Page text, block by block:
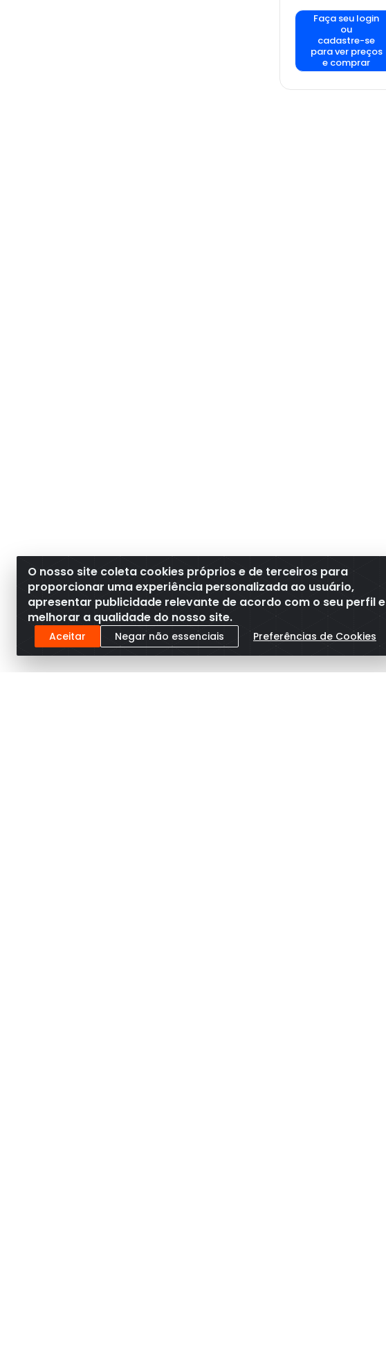
Faça seu login
ou
cadastre-se
para ver preços
e comprar
O nosso site coleta cookies próprios e de terceiros para
proporcionar uma experiência personalizada ao usuário,
apresentar publicidade relevante de acordo com o seu perfil e
melhorar a qualidade do nosso site.
Aceitar Negar não essenciais Preferências de Cookies